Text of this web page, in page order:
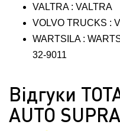
VALTRA : VALTRA
VOLVO TRUCKS :
WARTSILA :
32-9011
Відгуки
AUTO